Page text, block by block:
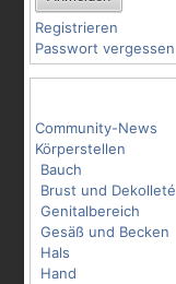
Registrieren
Passwort vergessen
Community-News
Körperstellen
Bauch
Brust und Dekolleté
Genitalbereich
Gesäß und Becken
Hals
Hand